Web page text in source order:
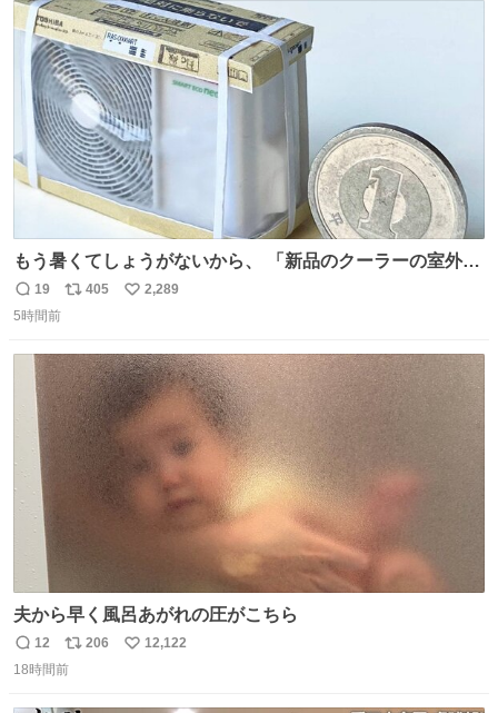
ト
数
数
もう暑くてしょうがないから、 「新品のクーラーの室外機
のミニチュア」 でも見ていってよ
返
信
19
リ
ト
数
405
い
数
2,289
5時間前
夫から早く風呂あがれの圧がこちら
返
信
12
リ
ポ
206
い
12,122
18時間前